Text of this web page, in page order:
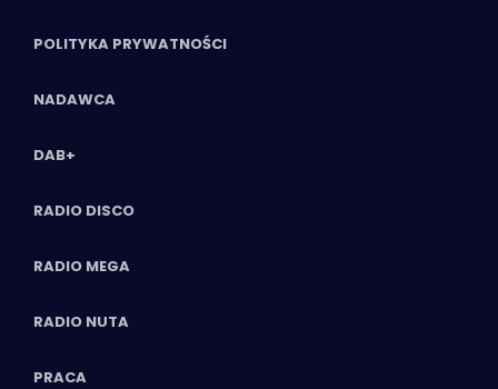
POLITYKA PRYWATNOŚCI
NADAWCA
DAB+
RADIO DISCO
RADIO MEGA
RADIO NUTA
PRACA